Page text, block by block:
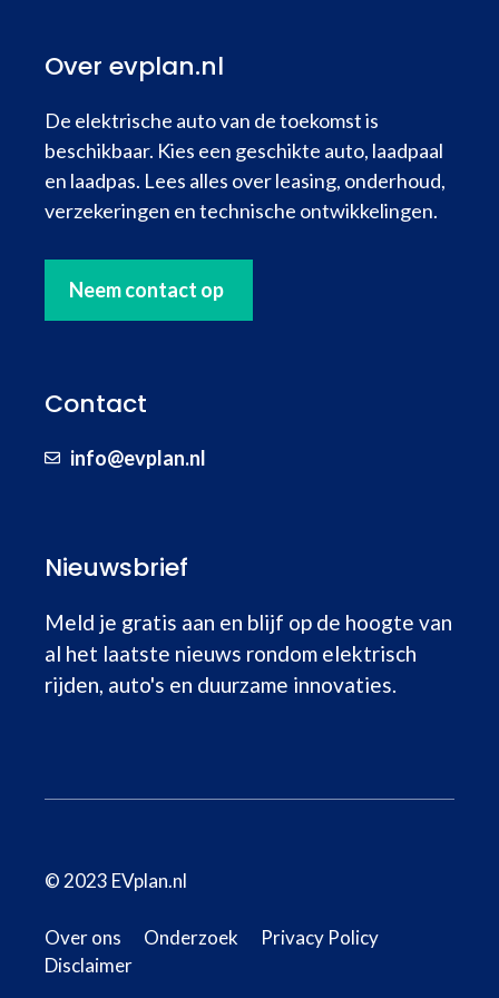
Over evplan.nl
De elektrische auto van de toekomst is
beschikbaar. Kies een geschikte auto, laadpaal
en laadpas. Lees alles over leasing, onderhoud,
verzekeringen en technische ontwikkelingen.
Neem contact op
Contact
info@evplan.nl
Nieuwsbrief
Meld je gratis aan en blijf op de hoogte van
al het laatste nieuws rondom elektrisch
rijden, auto's en duurzame innovaties.
© 2023 EVplan.nl
Over ons Onderzoek
Privacy Policy
Disclaimer